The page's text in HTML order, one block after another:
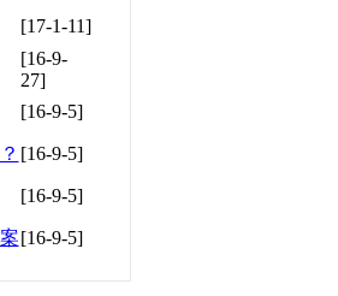
[17-1-11]
[16-9-
27]
[16-9-5]
[16-9-5]
[16-9-5]
[16-9-5]